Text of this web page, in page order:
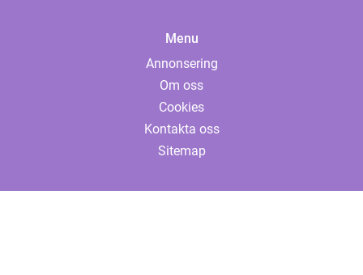
Menu
Annonsering
Om oss
Cookies
Kontakta oss
Sitemap